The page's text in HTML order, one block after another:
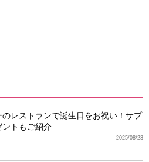
レストランで誕生日をお祝い！サプ
ントもご紹介
2025/08/23